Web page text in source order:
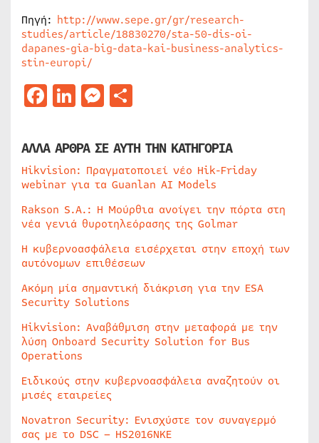
Πηγή: http://www.sepe.gr/gr/research-
studies/article/18830270/sta-50-dis-oi-
dapanes-gia-big-data-kai-business-analytics-
stin-europi/
Facebook
LinkedIn
Messenger
ΑΛΛΑ ΑΡΘΡΑ ΣΕ ΑΥΤΗ ΤΗΝ ΚΑΤΗΓΟΡΙΑ
Hikvision: Πραγματοποιεί νέο Hik-Friday
webinar για τα Guanlan AI Models
Rakson S.A.: Η Μούρθια ανοίγει την πόρτα στη
νέα γενιά θυροτηλεόρασης της Golmar
Η κυβερνοασφάλεια εισέρχεται στην εποχή των
αυτόνομων επιθέσεων
Ακόμη μία σημαντική διάκριση για την ESA
Security Solutions
Hikvision: Αναβάθμιση στην μεταφορά με την
λύση Onboard Security Solution for Bus
Operations
Ειδικούς στην κυβερνοασφάλεια αναζητούν οι
μισές εταιρείες
Novatron Security: Ενισχύστε τον συναγερμό
σας με το DSC – HS2016NKE